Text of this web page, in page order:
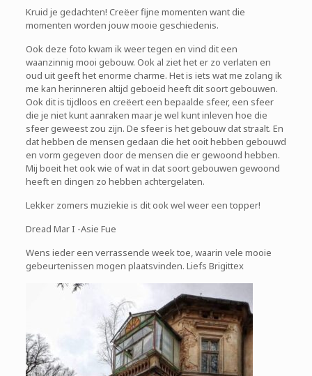
Kruid je gedachten! Creëer fijne momenten want die
momenten worden jouw mooie geschiedenis.
Ook deze foto kwam ik weer tegen en vind dit een
waanzinnig mooi gebouw. Ook al ziet het er zo verlaten en
oud uit geeft het enorme charme. Het is iets wat me zolang ik
me kan herinneren altijd geboeid heeft dit soort gebouwen.
Ook dit is tijdloos en creëert een bepaalde sfeer, een sfeer
die je niet kunt aanraken maar je wel kunt inleven hoe die
sfeer geweest zou zijn. De sfeer is het gebouw dat straalt. En
dat hebben de mensen gedaan die het ooit hebben gebouwd
en vorm gegeven door de mensen die er gewoond hebben.
Mij boeit het ook wie of wat in dat soort gebouwen gewoond
heeft en dingen zo hebben achtergelaten.
Lekker zomers muziekie is dit ook wel weer een topper!
Dread Mar I -Asie Fue
Wens ieder een verrassende week toe, waarin vele mooie
gebeurtenissen mogen plaatsvinden. Liefs Brigittex